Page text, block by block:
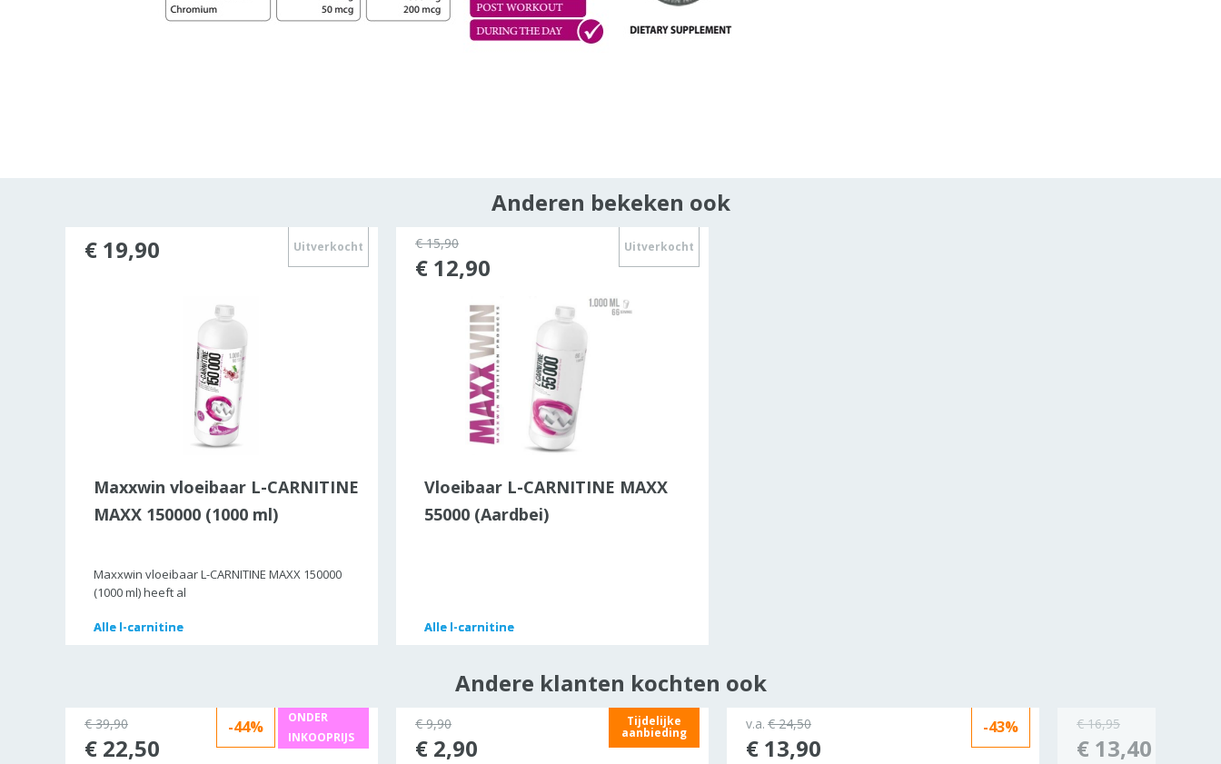
Anderen bekeken ook
Uitverkocht
Maxxwin vloeibaar L-CARNITINE
MAXX 150000 (1000 ml)
Maxxwin vloeibaar L-CARNITINE MAXX 150000
(1000 ml) heeft al
Alle l-carnitine
Alle l-carnitine
€ 19,90 Uitverkocht
Vloeibaar L-CARNITINE MAXX
55000 (Aardbei)
Alle l-carnitine
Alle l-carnitine
€ 15,90
€ 12,90
Andere klanten kochten ook
-44%
ONDER
INKOOPRIJS
€ 39,90
€ 22,50
Tijdelijke
aanbieding
€ 9,90
€ 2,90
-43%
v.a. € 24,50
€ 13,90
€ 16,95
€ 13,40